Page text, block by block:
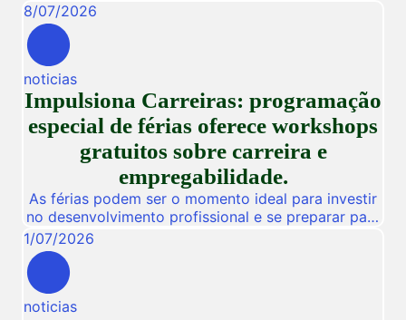
8/07/2026
noticias
Impulsiona Carreiras: programação
especial de férias oferece workshops
gratuitos sobre carreira e
empregabilidade.
As férias podem ser o momento ideal para investir
no desenvolvimento profissional e se preparar para
novas oportunidades no mercado de trabalho.
Pensando nisso, a Unifametro Carreiras promoverá,
de 27 a 31 de julho, o Impulsiona Carreiras, uma
programação especial de férias composta por
workshops online e gratuitos voltados para alunos,
1/07/2026
noticias